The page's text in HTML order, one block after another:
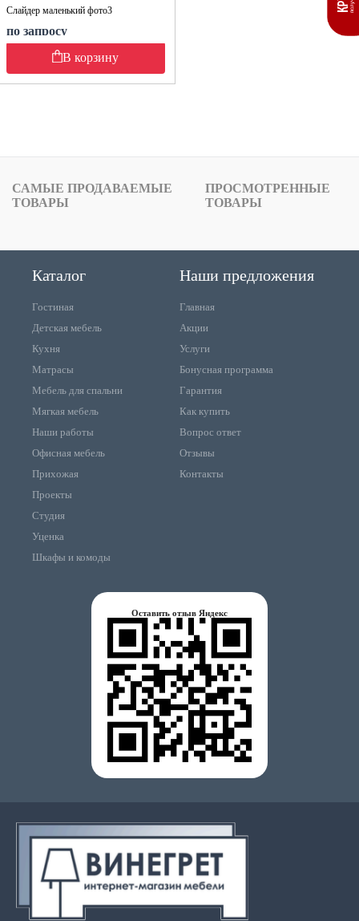
Слайдер маленький фото3
по запросу
В корзину
САМЫЕ ПРОДАВАЕМЫЕ
ТОВАРЫ
ПРОСМОТРЕННЫЕ
ТОВАРЫ
Каталог
Гостиная
Детская мебель
Кухня
Матрасы
Мебель для спальни
Мягкая мебель
Наши работы
Офисная мебель
Прихожая
Проекты
Студия
Уценка
Шкафы и комоды
Наши предложения
Главная
Акции
Услуги
Бонусная программа
Гарантия
Как купить
Вопрос ответ
Отзывы
Контакты
Оставить отзыв Яндекс